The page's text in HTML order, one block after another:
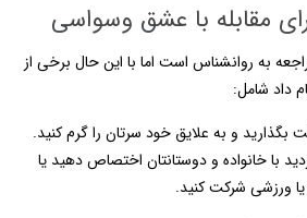
مقابله با عشق وسواسی
به روانشناس است اما با این حال برخی از
داد شامل:
و به علایق خود سرتان را گرم کنید.
با خانواده و دوستانتان اختصاص دهید یا
یا ورزشی شرکت کنید.